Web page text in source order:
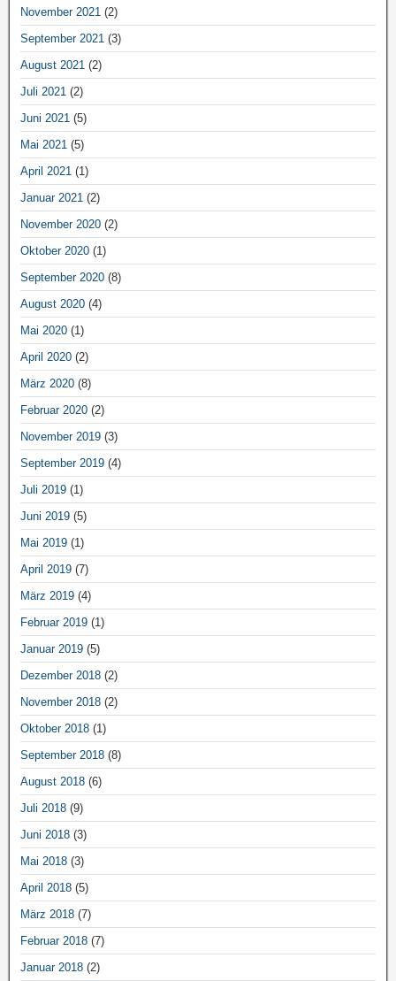
November 2021 (2)
September 2021 (3)
August 2021 (2)
Juli 2021 (2)
Juni 2021 (5)
Mai 2021 (5)
April 2021 (1)
Januar 2021 (2)
November 2020 (2)
Oktober 2020 (1)
September 2020 (8)
August 2020 (4)
Mai 2020 (1)
April 2020 (2)
März 2020 (8)
Februar 2020 (2)
November 2019 (3)
September 2019 (4)
Juli 2019 (1)
Juni 2019 (5)
Mai 2019 (1)
April 2019 (7)
März 2019 (4)
Februar 2019 (1)
Januar 2019 (5)
Dezember 2018 (2)
November 2018 (2)
Oktober 2018 (1)
September 2018 (8)
August 2018 (6)
Juli 2018 (9)
Juni 2018 (3)
Mai 2018 (3)
April 2018 (5)
März 2018 (7)
Februar 2018 (7)
Januar 2018 (2)